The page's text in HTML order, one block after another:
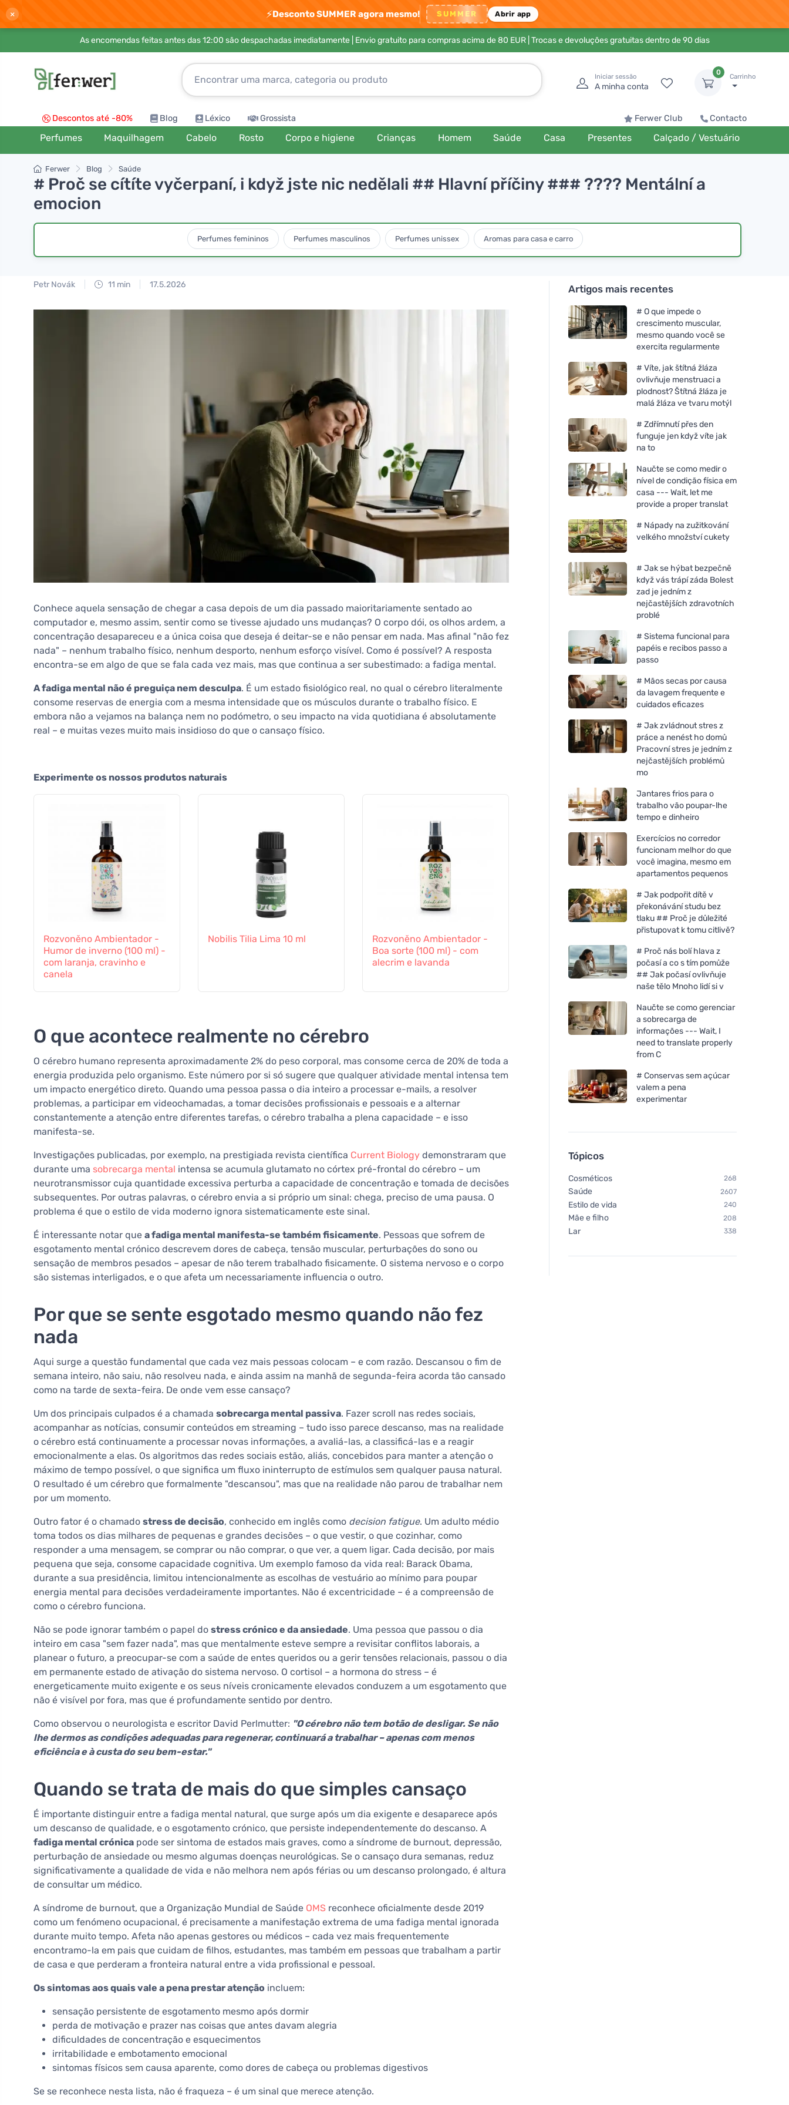
× ⚡Desconto SUMMER agora mesmo! SUMMER Abrir app
As encomendas feitas antes das 12:00 são despachadas imediatamente | Envio gratuito para compras acima de 80 EUR| Trocas e devoluções gratuitas dentro de 90 dias
Iniciar sessão
A minha conta
0
Carrinho
Descontos até -80% Blog Léxico Grossista Ferwer Club Contacto
Perfumes Maquilhagem Cabelo Rosto Corpo e higiene Crianças Homem Saúde Casa Presentes Calçado / Vestuário
Ferwer Blog Saúde
# Proč se cítíte vyčerpaní, i když jste nic nedělali ## Hlavní příčiny ### ???? Mentální a
emocion
Perfumes femininos Perfumes masculinos Perfumes unissex Aromas para casa e carro
Petr Novák 11 min 17.5.2026
Conhece aquela sensação de chegar a casa depois de um dia passado maioritariamente sentado ao
computador e, mesmo assim, sentir como se tivesse ajudado uns mudanças? O corpo dói, os olhos ardem, a
concentração desapareceu e a única coisa que deseja é deitar-se e não pensar em nada. Mas afinal "não fez
nada" – nenhum trabalho físico, nenhum desporto, nenhum esforço visível. Como é possível? A resposta
encontra-se em algo de que se fala cada vez mais, mas que continua a ser subestimado: a fadiga mental.
A fadiga mental não é preguiça nem desculpa. É um estado fisiológico real, no qual o cérebro literalmente
consome reservas de energia com a mesma intensidade que os músculos durante o trabalho físico. E
embora não a vejamos na balança nem no podómetro, o seu impacto na vida quotidiana é absolutamente
real – e muitas vezes muito mais insidioso do que o cansaço físico.
Experimente os nossos produtos naturais
Rozvoněno Ambientador -
Humor de inverno (100 ml) -
com laranja, cravinho e
canela
Nobilis Tilia Lima 10 ml
Rozvoněno Ambientador -
Boa sorte (100 ml) - com
alecrim e lavanda
perfume (180 ml) - até 35
horas de combustão
O que acontece realmente no cérebro
O cérebro humano representa aproximadamente 2% do peso corporal, mas consome cerca de 20% de toda a
energia produzida pelo organismo. Este número por si só sugere que qualquer atividade mental intensa tem
um impacto energético direto. Quando uma pessoa passa o dia inteiro a processar e-mails, a resolver
problemas, a participar em videochamadas, a tomar decisões profissionais e pessoais e a alternar
constantemente a atenção entre diferentes tarefas, o cérebro trabalha a plena capacidade – e isso
manifesta-se.
Investigações publicadas, por exemplo, na prestigiada revista científica Current Biology demonstraram que
durante uma sobrecarga mental intensa se acumula glutamato no córtex pré-frontal do cérebro – um
neurotransmissor cuja quantidade excessiva perturba a capacidade de concentração e tomada de decisões
subsequentes. Por outras palavras, o cérebro envia a si próprio um sinal: chega, preciso de uma pausa. O
problema é que o estilo de vida moderno ignora sistematicamente este sinal.
É interessante notar que a fadiga mental manifesta-se também fisicamente. Pessoas que sofrem de
esgotamento mental crónico descrevem dores de cabeça, tensão muscular, perturbações do sono ou
sensação de membros pesados – apesar de não terem trabalhado fisicamente. O sistema nervoso e o corpo
são sistemas interligados, e o que afeta um necessariamente influencia o outro.
Por que se sente esgotado mesmo quando não fez
nada
Aqui surge a questão fundamental que cada vez mais pessoas colocam – e com razão. Descansou o fim de
semana inteiro, não saiu, não resolveu nada, e ainda assim na manhã de segunda-feira acorda tão cansado
como na tarde de sexta-feira. De onde vem esse cansaço?
Um dos principais culpados é a chamada sobrecarga mental passiva. Fazer scroll nas redes sociais,
acompanhar as notícias, consumir conteúdos em streaming – tudo isso parece descanso, mas na realidade
o cérebro está continuamente a processar novas informações, a avaliá-las, a classificá-las e a reagir
emocionalmente a elas. Os algoritmos das redes sociais estão, aliás, concebidos para manter a atenção o
máximo de tempo possível, o que significa um fluxo ininterrupto de estímulos sem qualquer pausa natural.
O resultado é um cérebro que formalmente "descansou", mas que na realidade não parou de trabalhar nem
por um momento.
Outro fator é o chamado stress de decisão, conhecido em inglês como decision fatigue. Um adulto médio
toma todos os dias milhares de pequenas e grandes decisões – o que vestir, o que cozinhar, como
responder a uma mensagem, se comprar ou não comprar, o que ver, a quem ligar. Cada decisão, por mais
pequena que seja, consome capacidade cognitiva. Um exemplo famoso da vida real: Barack Obama,
durante a sua presidência, limitou intencionalmente as escolhas de vestuário ao mínimo para poupar
energia mental para decisões verdadeiramente importantes. Não é excentricidade – é a compreensão de
como o cérebro funciona.
Não se pode ignorar também o papel do stress crónico e da ansiedade. Uma pessoa que passou o dia
inteiro em casa "sem fazer nada", mas que mentalmente esteve sempre a revisitar conflitos laborais, a
planear o futuro, a preocupar-se com a saúde de entes queridos ou a gerir tensões relacionais, passou o dia
em permanente estado de ativação do sistema nervoso. O cortisol – a hormona do stress – é
energeticamente muito exigente e os seus níveis cronicamente elevados conduzem a um esgotamento que
não é visível por fora, mas que é profundamente sentido por dentro.
Como observou o neurologista e escritor David Perlmutter: "O cérebro não tem botão de desligar. Se não
lhe dermos as condições adequadas para regenerar, continuará a trabalhar – apenas com menos
eficiência e à custa do seu bem-estar."
Quando se trata de mais do que simples cansaço
É importante distinguir entre a fadiga mental natural, que surge após um dia exigente e desaparece após
um descanso de qualidade, e o esgotamento crónico, que persiste independentemente do descanso. A
fadiga mental crónica pode ser sintoma de estados mais graves, como a síndrome de burnout, depressão,
perturbação de ansiedade ou mesmo algumas doenças neurológicas. Se o cansaço dura semanas, reduz
significativamente a qualidade de vida e não melhora nem após férias ou um descanso prolongado, é altura
de consultar um médico.
A síndrome de burnout, que a Organização Mundial de Saúde OMS reconhece oficialmente desde 2019
como um fenómeno ocupacional, é precisamente a manifestação extrema de uma fadiga mental ignorada
durante muito tempo. Afeta não apenas gestores ou médicos – cada vez mais frequentemente
encontramo-la em pais que cuidam de filhos, estudantes, mas também em pessoas que trabalham a partir
de casa e que perderam a fronteira natural entre a vida profissional e pessoal.
Os sintomas aos quais vale a pena prestar atenção incluem:
sensação persistente de esgotamento mesmo após dormir
perda de motivação e prazer nas coisas que antes davam alegria
dificuldades de concentração e esquecimentos
irritabilidade e embotamento emocional
sintomas físicos sem causa aparente, como dores de cabeça ou problemas digestivos
Se se reconhece nesta lista, não é fraqueza – é um sinal que merece atenção.
Artigos mais recentes
# O que impede o
crescimento muscular,
mesmo quando você se
exercita regularmente
# Víte, jak štítná žláza
ovlivňuje menstruaci a
plodnost? Štítná žláza je
malá žláza ve tvaru motýl
# Zdřímnutí přes den
funguje jen když víte jak
na to
Naučte se como medir o
nível de condição física em
casa --- Wait, let me
provide a proper translat
# Nápady na zužitkování
velkého množství cukety
# Jak se hýbat bezpečně
když vás trápí záda Bolest
zad je jedním z
nejčastějších zdravotních
problé
# Sistema funcional para
papéis e recibos passo a
passo
# Mãos secas por causa
da lavagem frequente e
cuidados eficazes
# Jak zvládnout stres z
práce a nenést ho domů
Pracovní stres je jedním z
nejčastějších problémů
mo
Jantares frios para o
trabalho vão poupar-lhe
tempo e dinheiro
Exercícios no corredor
funcionam melhor do que
você imagina, mesmo em
apartamentos pequenos
# Jak podpořit dítě v
překonávání studu bez
tlaku ## Proč je důležité
přistupovat k tomu citlivě?
# Proč nás bolí hlava z
počasí a co s tím pomůže
## Jak počasí ovlivňuje
naše tělo Mnoho lidí si v
Naučte se como gerenciar
a sobrecarga de
informações --- Wait, I
need to translate properly
from C
# Conservas sem açúcar
valem a pena
experimentar
Tópicos
Cosméticos 268
Saúde 2607
Estilo de vida 240
Mãe e filho 208
Lar 338